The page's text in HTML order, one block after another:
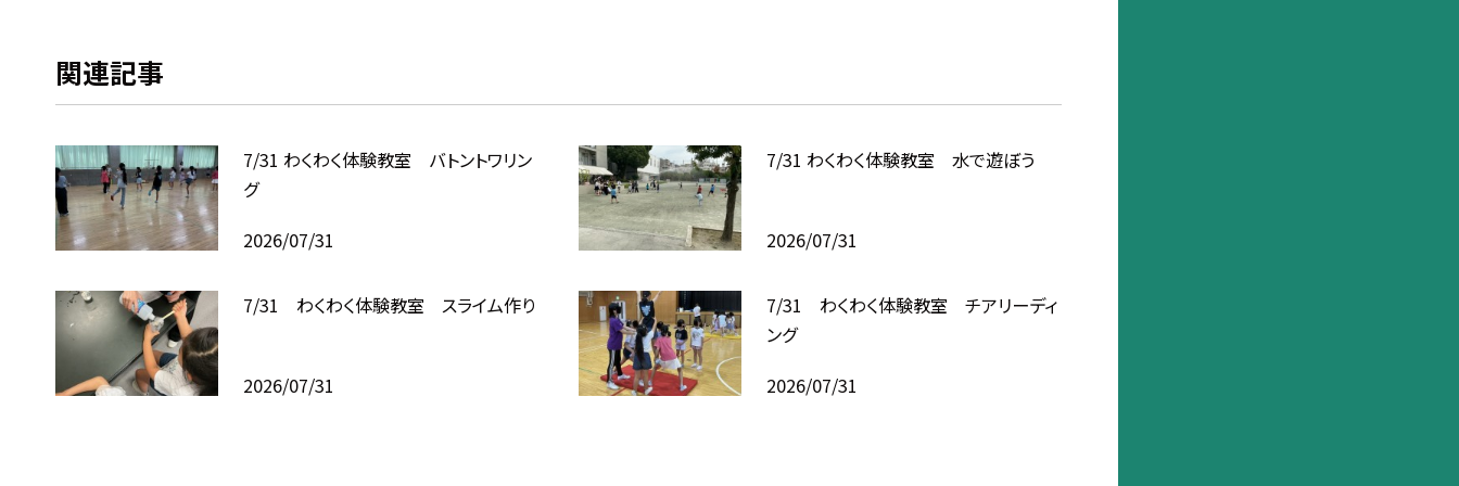
関連記事
7/31 わくわく体験教室 バトントワリン
グ
2026/07/31
7/31 わくわく体験教室 水で遊ぼう
2026/07/31
7/31 わくわく体験教室 スライム作り
2026/07/31
7/31 わくわく体験教室 チアリーディ
ング
2026/07/31